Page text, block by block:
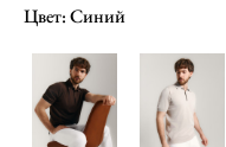
Цвет: Синий